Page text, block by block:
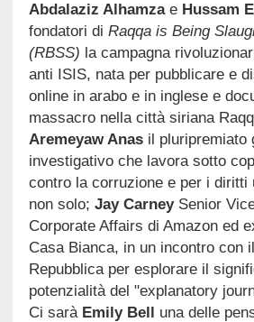
Abdalaziz Alhamzae Hussam
fondatori di Raqqa is Being
(RBSS) la campagna
anti ISIS, nata per pubblicare e
online in arabo e in inglese e
massacro nella città siriana
Aremeyaw Anas il pluripremiato
investigativo che lavora sotto
contro la corruzione e per i diritti
non solo; Jay CarneySenior
Corporate Affairs di Amazon ed
Casa Bianca, in un incontro con
Repubblica per esplorare il
potenzialità del "explanatory
Ci sarà Emily Bell una delle